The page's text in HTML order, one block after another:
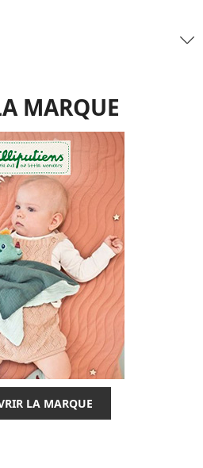
MARQUE
LA MARQUE